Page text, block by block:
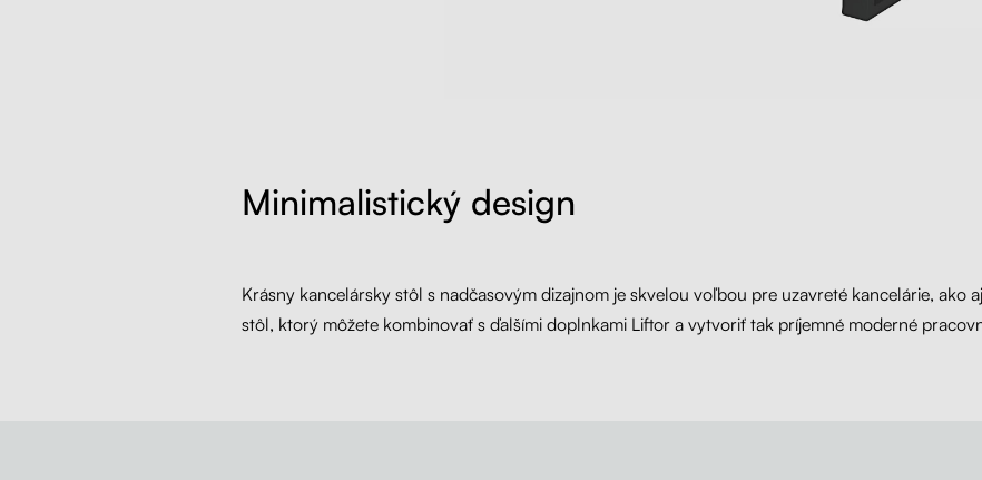
Minimalistický design
Krásny kancelársky stôl s nadčasovým dizajnom je skvelou voľbou pre uzavreté kancelárie, ako
stôl, ktorý môžete kombinovať s ďalšími doplnkami Liftor a vytvoriť tak príjemné moderné